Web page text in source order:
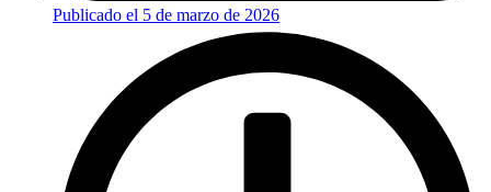
Publicado el 5 de marzo de 2026